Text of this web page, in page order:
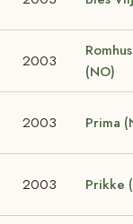
2003
(NO)
2003 Prima
2003 Prikke